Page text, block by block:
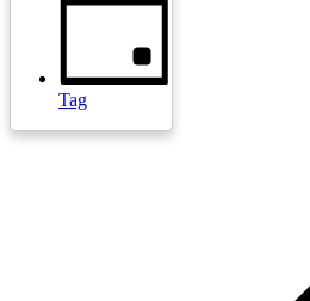
Tag